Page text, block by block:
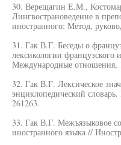
30. Верещагин Е.М.,
Лингвострановедение в
иностранного: Метод,
31. Гак В.Г. Беседы о
лексикологии французского
Международные отношения,
32. Гак В.Г. Лексическое
энциклопедический
261263.
33. Гак В.Г. Межъязыковое
иностранного языка //